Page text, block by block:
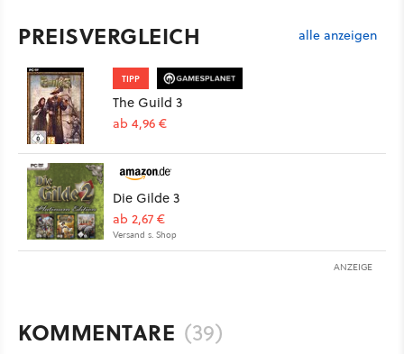
PREISVERGLEICH alle anzeigen
TIPP
The Guild 3
ab 4,96 €
Die Gilde 3
ab 2,67 €
Versand s. Shop
ANZEIGE
KOMMENTARE (39)